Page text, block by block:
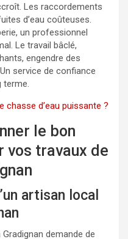
Les raccordements
d’eau coûteuses.
un professionnel
Le travail bâclé,
engendre des
service de confiance
chasse d’eau puissante ?
le bon
vos travaux de
artisan local
Gradignan demande de